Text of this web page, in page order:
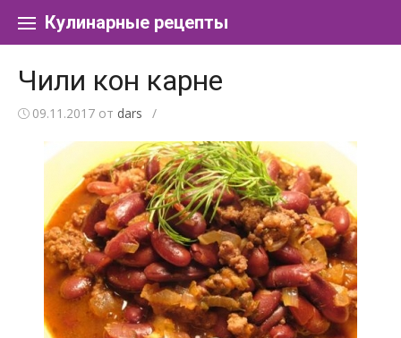
Кулинарные рецепты
Чили кон карне
09.11.2017 от dars /